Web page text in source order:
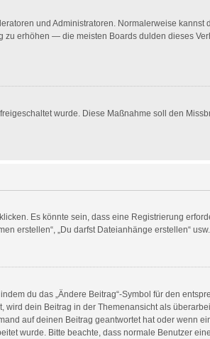
und Administratoren. Normalerweise kannst
erhöhen — die meisten Boards dulden dieses
wurde. Diese Maßnahme soll den
Es könnte sein, dass eine Registrierung
erstellen“, „Du darfst Dateianhänge erstellen“ usw.
du das „Ändere Beitrag“-Symbol für den
wird dein Beitrag in der Themenansicht als
auf deinen Beitrag geantwortet hat oder wenn
wurde. Bitte beachte, dass normale Benutzer